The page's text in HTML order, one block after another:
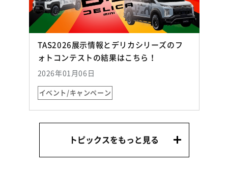
TAS2026展示情報とデリカシリーズのフ
ォトコンテストの結果はこちら！
2026年01月06日
イベント/キャンペーン
トピックスをもっと見る